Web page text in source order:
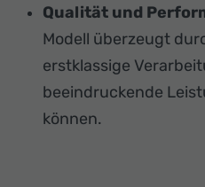
Qualität und
Modell überzeugt
erstklassige
beeindruckende
können.